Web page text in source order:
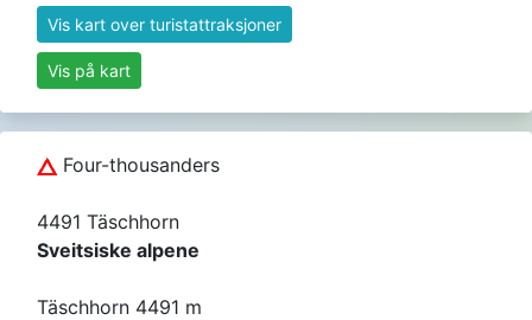
Vis kart over turistattraksjoner
Vis på kart
Four-thousanders
4491 Täschhorn
Sveitsiske alpene
Täschhorn 4491 m